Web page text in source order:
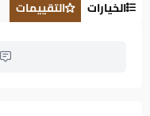
الخيارات التقييمات